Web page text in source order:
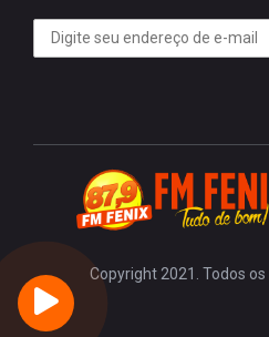
Copyright 2021. Todos